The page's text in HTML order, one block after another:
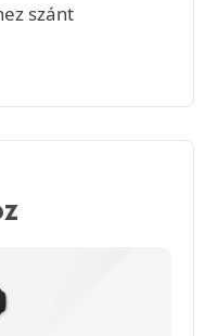
szánt